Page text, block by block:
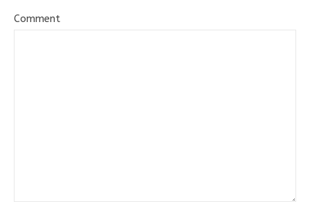
Comment